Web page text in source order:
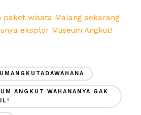
paket wisata Malang sekarang
eksplor Museum Angkut!
ANGKUT WAHANANYA GAK